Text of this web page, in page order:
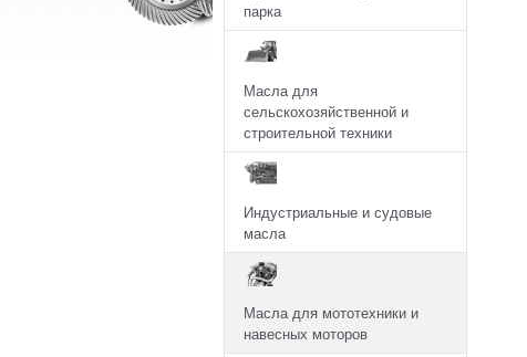
парка
Масла для
сельскохозяйственной и
строительной техники
Индустриальные и судовые
масла
Масла для мототехники и
навесных моторов